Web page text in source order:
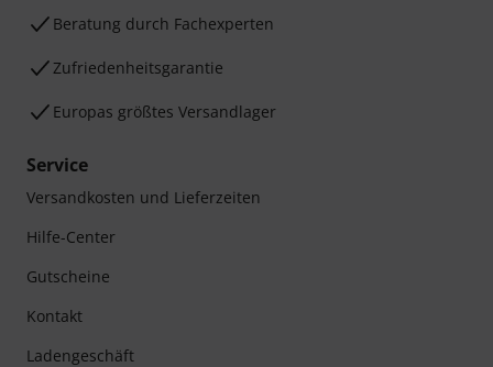
Beratung durch Fachexperten
Zufriedenheitsgarantie
Europas größtes Versandlager
Service
Versandkosten und Lieferzeiten
Hilfe-Center
Gutscheine
Kontakt
Ladengeschäft